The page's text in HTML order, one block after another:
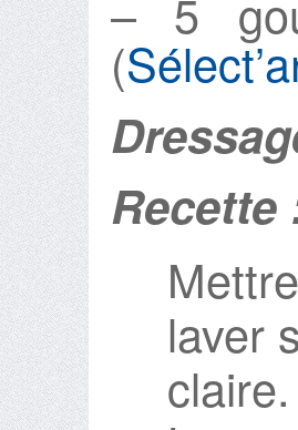
– 5
(
Recette
laver
claire.